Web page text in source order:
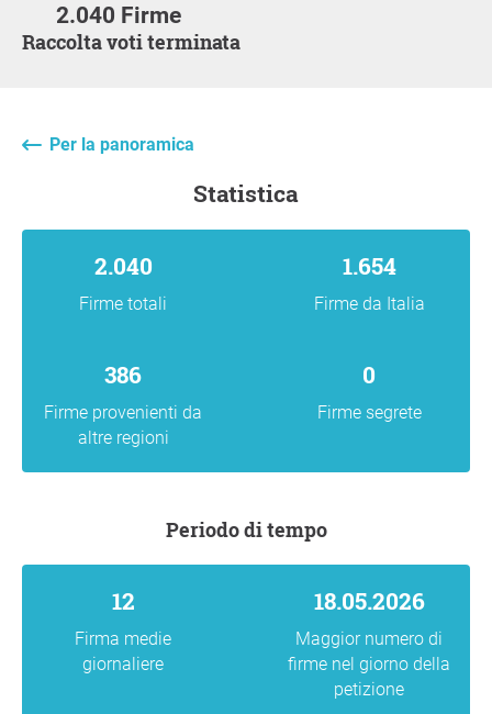
2.040 Firme
Raccolta voti terminata
Per la panoramica
statistica
2.040
Firme totali
1.654
Firme da Italia
386
Firme provenienti da
altre regioni
0
Firme segrete
Periodo di tempo
12
Firma medie
giornaliere
18.05.2026
Maggior numero di
firme nel giorno della
petizione